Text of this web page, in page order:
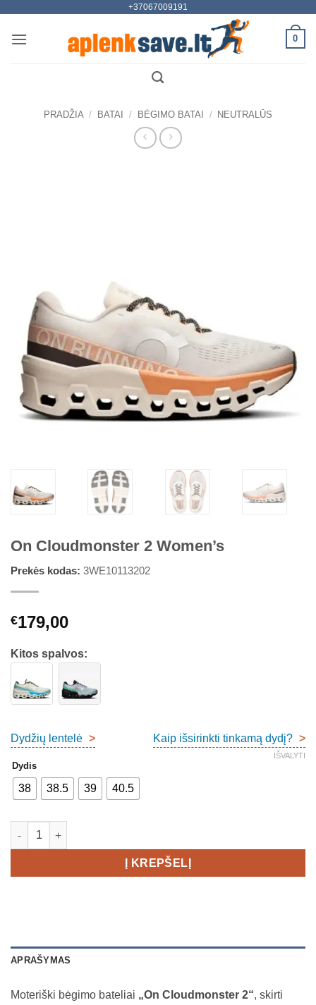
content
+37067009191
0
PRADŽIA / BATAI / BĖGIMO BATAI / NEUTRALŪS
On Cloudmonster 2 Women’s
Prekės kodas: 3WE10113202
€179,00
Kitos spalvos:
Dydžių lentelė > Kaip išsirinkti tinkamą dydį? >
Dydis
38 38.5 39 40.5
IŠVALYTI
produkto kiekis: On Cloudmonster 2 Women's
Į KREPŠELĮ
APRAŠYMAS
Moteriški bėgimo bateliai „On Cloudmonster 2“, skirti